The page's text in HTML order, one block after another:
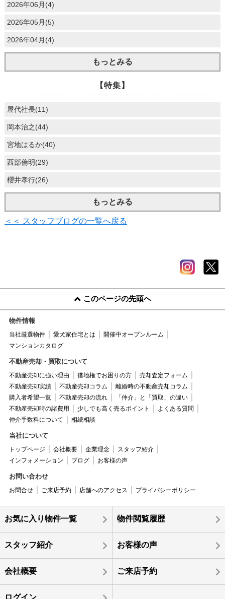
2026年06月(4)
2026年05月(5)
2026年04月(4)
もっとみる
【特集】
屋代社長(11)
岡本治之(44)
宮地はるか(40)
西部倫明(29)
櫻井孝行(26)
もっとみる
＜＜ スタッフブログの一覧へ戻る
このページの先頭へ
物件情報
当社厳選物件 愛犬家住宅とは
開催中オープンルーム
マンションカタログ
不動産売却・買取について
不動産売却に強い理由 借地権でお困りの方
売却査定フォーム
不動産売却実績
不動産売却コラム
離婚時の不動産売却コラム
購入者希望一覧
不動産売却の流れ
「仲介」と「買取」の違い
不動産売却時の諸費用
少しでも高く売るポイント
よくある質問
仲介手数料について
相続相談
当社について
トップページ 会社概要 企業理念
スタッフ紹介
インフォメーション
ブログ お客様の声
お問い合わせ
お問合せ ご来店予約 店舗へのアクセス プライバシーポリシー
お気に入り物件一覧 物件閲覧履歴
スタッフ紹介 お客様の声
会社概要 ご来店予約
ログイン